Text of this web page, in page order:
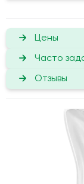
Цены
Часто
Отзывы